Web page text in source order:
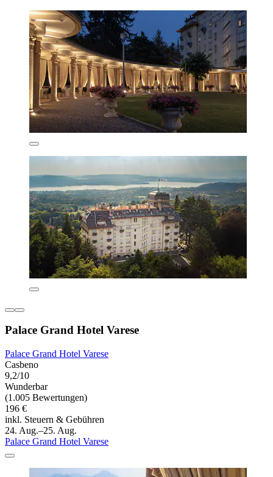
Palace Grand Hotel Varese
Palace Grand Hotel Varese
Casbeno
9,2/10
Wunderbar
(1.005 Bewertungen)
196 €
inkl. Steuern & Gebühren
24. Aug.–25. Aug.
Palace Grand Hotel Varese